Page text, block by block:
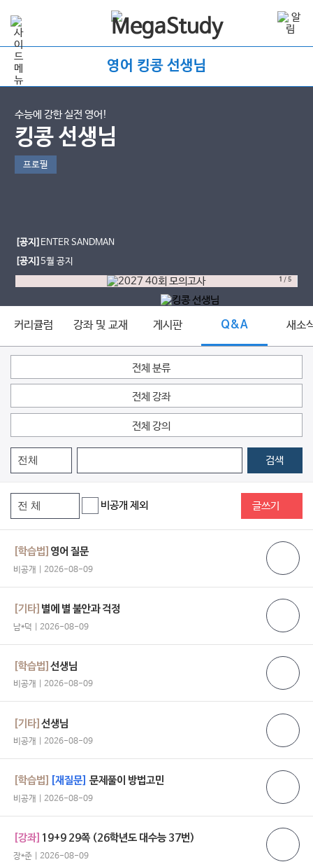
영어 킹콩 선생님
수능에 강한 실전 영어!
킹콩 선생님
프로필
[공지] ENTER SANDMAN
[공지]5월 공지
1 /5
커리큘럼 강좌 및 교재 게시판 Q&A 새소
전체 분류
전체 강좌
전체 강의
검색
비공개 제외 글쓰기
[학습법] 영어 질문
비공개 | 2026-08-09
[기타] 별에 별 불안과 걱정
남*덕 | 2026-08-09
[학습법]선생님
비공개 | 2026-08-09
[기타]선생님
비공개 | 2026-08-09
[학습법] [재질문] 문제풀이 방법고민
비공개 | 2026-08-09
[강좌] 19+9 29쪽 (26학년도 대수능 37번)
장*준 | 2026-08-09